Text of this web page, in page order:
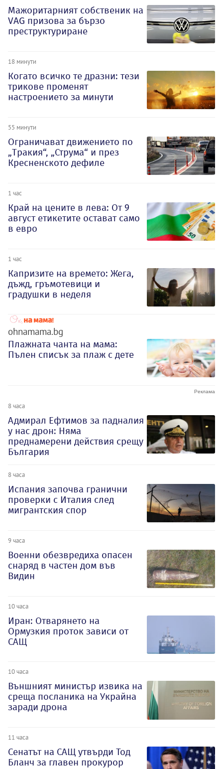
Мажоритарният собственик на
VAG призова за бързо
преструктуриране
18 минути
Когато всичко те дразни: тези
трикове променят
настроението за минути
55 минути
Ограничават движението по
„Тракия“, „Струма“ и през
Кресненското дефиле
1 час
Край на цените в лева: От 9
август етикетите остават само
в евро
1 час
Капризите на времето: Жега,
дъжд, гръмотевици и
градушки в неделя
ohnamama.bg
Плажната чанта на мама:
Пълен списък за плаж с дете
8 часа
Адмирал Ефтимов за падналия
у нас дрон: Няма
преднамерени действия срещу
България
8 часа
Испания започва гранични
проверки с Италия след
мигрантския спор
9 часа
Военни обезвредиха опасен
снаряд в частен дом във
Видин
10 часа
Иран: Отварянето на
Ормузкия проток зависи от
САЩ
10 часа
Външният министър извика на
среща посланика на Украйна
заради дрона
11 часа
Сенатът на САЩ утвърди Тод
Бланч за главен прокурор